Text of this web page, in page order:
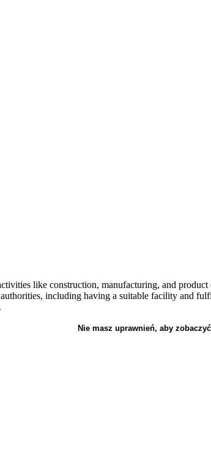
like construction, manufacturing, and product
including having a suitable facility and
Nie masz uprawnień, aby